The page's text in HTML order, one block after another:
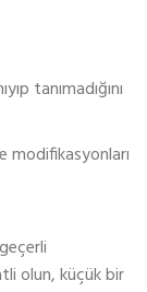
tanımadığını
modifikasyonları
olun, küçük bir